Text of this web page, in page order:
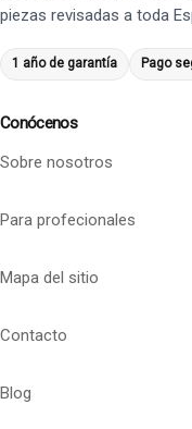
piezas revisadas a toda
1 año de garantía Pago
Conócenos
Sobre nosotros
Para profecionales
Mapa del sitio
Contacto
Blog